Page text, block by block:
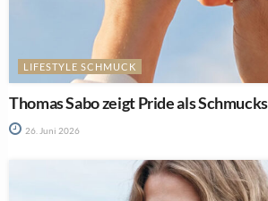
LIFESTYLE SCHMUCK
Thomas Sabo zeigt Pride als
26. Juni 2026